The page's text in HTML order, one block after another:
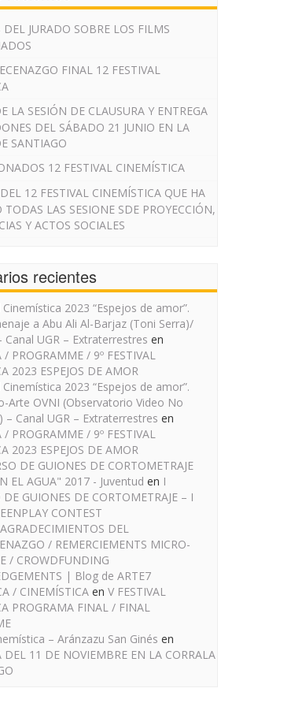
DEL JURADO SOBRE LOS FILMS
FINAL 12 FESTIVAL
LA SESIÓN DE CLAUSURA Y ENTREGA
DEL SÁBADO 21 JUNIO EN LA
SANTIAGO
12 FESTIVAL CINEMÍSTICA
12 FESTIVAL CINEMÍSTICA QUE HA
TODAS LAS SESIONE SDE PROYECCIÓN,
Y ACTOS SOCIALES
recientes
Cinemística 2023 “Espejos de amor”.
a Abu Ali Al-Barjaz (Toni Serra)/
Canal UGR – Extraterrestres en
/ PROGRAMME / 9º FESTIVAL
2023 ESPEJOS DE AMOR
Cinemística 2023 “Espejos de amor”.
Arte OVNI (Observatorio Video No
– Canal UGR – Extraterrestres en
/ PROGRAMME / 9º FESTIVAL
2023 ESPEJOS DE AMOR
DE GUIONES DE CORTOMETRAJE
EL AGUA" 2017 - Juventud en I
DE GUIONES DE CORTOMETRAJE – I
CONTEST
DEL
/ REMERCIEMENTS MICRO-
/ CROWDFUNDING
| Blog de ARTE7
/ CINEMÍSTICA en V FESTIVAL
PROGRAMA FINAL / FINAL
– Aránzazu San Ginés en
DEL 11 DE NOVIEMBRE EN LA CORRALA